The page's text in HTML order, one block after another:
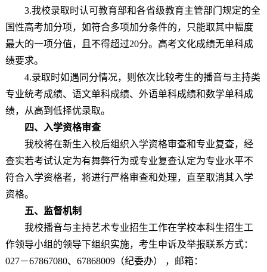
3.我校录取时认可教育部和各省级教育主管部门规定的全
国性高考加分项，如符合多项加分条件的，只能取其中幅度
最大的一项分值，且不得超过20分。高考文化成绩无单科成
绩要求。
4.录取时如遇同分情况，则依次比较考生的播音与主持类
专业统考成绩、语文单科成绩、外语单科成绩和数学单科成
绩，从高到低择优录取。
四、入学资格审查
我校将在新生入校后组织入学资格审查和专业复查，经
查实若考试认定为有舞弊行为或专业复查认定为专业水平不
符合入学资格者，将进行严格审查和处理，直至取消其入学
资格。
五、监督机制
我校播音与主持艺术专业招生工作在学校本科生招生工
作领导小组的领导下组织实施，考生申诉及举报联系方式：
027－67867080、67868009（纪委办） ，邮箱：